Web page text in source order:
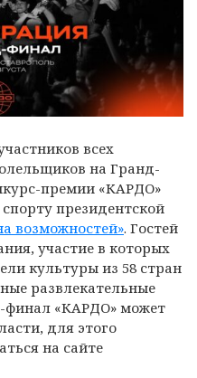
всех
на Гранд-
премии «КАРДО»
президентской
возможностей». Гостей
участие в которых
культуры из 58 стран
развлекательные
финал «КАРДО» может
для этого
на сайте